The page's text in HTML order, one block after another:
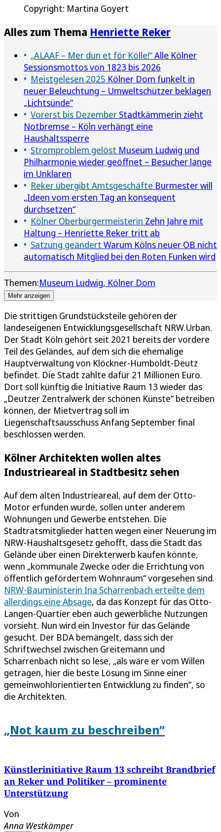
Copyright: Martina Goyert
Alles zum Thema Henriette Reker
„ALAAF – Mer dun et för Kölle!“Alle Kölner
Sessionsmottos von 1823 bis 2026
Meistgelesen 2025 Kölner Dom funkelt in
neuer Beleuchtung – Umweltschützer beklagen
„Lichtsünde“
Vorerst bis Dezember Stadtkämmerin zieht
Notbremse – Köln verhängt eine
Haushaltssperre
Stromproblem gelöst Museum Ludwig und
Philharmonie wieder geöffnet – Besucher lange
im Unklaren
Reker übergibt Amtsgeschäfte Burmester will
„Ideen vom ersten Tag an konsequent
durchsetzen“
Kölner Oberbürgermeisterin Zehn Jahre mit
Haltung – Henriette Reker tritt ab
Satzung geändert Warum Kölns neuer OB nicht
automatisch Mitglied bei den Roten Funken wird
Themen:Museum Ludwig Kölner Dom
Mehr anzeigen
Die strittigen Grundstücksteile gehören der
landeseigenen Entwicklungsgesellschaft NRW.Urban.
Der Stadt Köln gehört seit 2021 bereits der vordere
Teil des Geländes, auf dem sich die ehemalige
Hauptverwaltung von Klöckner-Humboldt-Deutz
befindet. Die Stadt zahlte dafür 21 Millionen Euro.
Dort soll künftig die Initiative Raum 13 wieder das
„Deutzer Zentralwerk der schönen Künste“ betreiben
können, der Mietvertrag soll im
Liegenschaftsausschuss Anfang September final
beschlossen werden.
Kölner Architekten wollen altes
Industrieareal in Stadtbesitz sehen
Auf dem alten Industrieareal, auf dem der Otto-
Motor erfunden wurde, sollen unter anderem
Wohnungen und Gewerbe entstehen. Die
Stadtratsmitglieder hatten wegen einer Neuerung im
NRW-Haushaltsgesetz gehofft, dass die Stadt das
Gelände über einen Direkterwerb kaufen könnte,
wenn „kommunale Zwecke oder die Errichtung von
öffentlich gefördertem Wohnraum“ vorgesehen sind.
NRW-Bauministerin Ina Scharrenbach erteilte dem
allerdings eine Absage, da das Konzept für das Otto-
Langen-Quartier eben auch gewerbliche Nutzungen
vorsieht. Nun wird ein Investor für das Gelände
gesucht. Der BDA bemängelt, dass sich der
Schriftwechsel zwischen Greitemann und
Scharrenbach nicht so lese, „als wäre er vom Willen
getragen, hier die beste Lösung im Sinne einer
gemeinwohlorientierten Entwicklung zu finden“, so
die Architekten.
„Not kaum zu beschreiben“
Künstlerinitiative Raum 13 schreibt Brandbrief
an Reker und Politiker – prominente
Unterstützung
Von
Anna Westkämper